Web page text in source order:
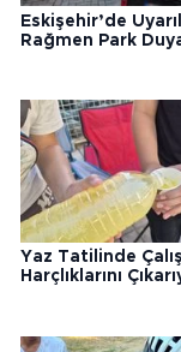
Eskişehir’de
Rağmen Park
Yaz Tatilinde
Harçlıklarını